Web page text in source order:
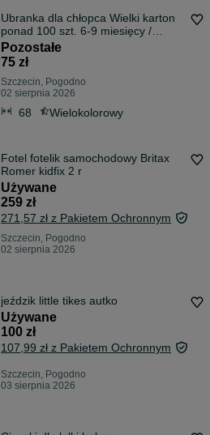
Ubranka dla chłopca Wielki karton
ponad 100 szt. 6-9 miesięcy /
rozmiar 68-74 Jak Nowe
Pozostałe
75 zł
Szczecin, Pogodno
02 sierpnia 2026
68 Wielokolorowy
Fotel fotelik samochodowy Britax
Romer kidfix 2 r
Używane
259 zł
271,57 zł z Pakietem Ochronnym
Szczecin, Pogodno
02 sierpnia 2026
jeździk little tikes autko
Używane
100 zł
107,99 zł z Pakietem Ochronnym
Szczecin, Pogodno
03 sierpnia 2026